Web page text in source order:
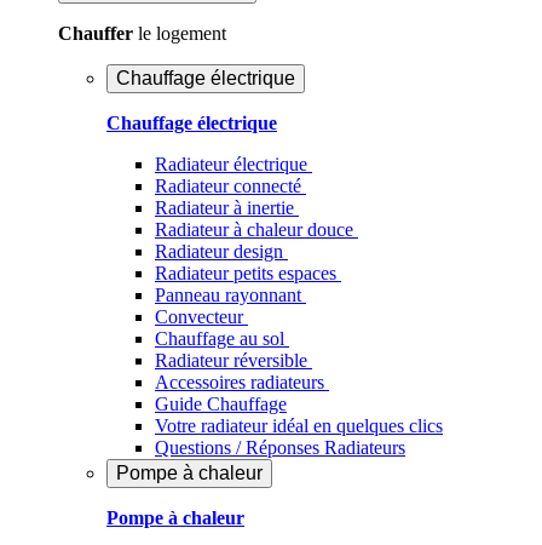
Chauffer le logement
Chauffage électrique
Chauffage électrique
Radiateur électrique
Radiateur connecté
Radiateur à inertie
Radiateur à chaleur douce
Radiateur design
Radiateur petits espaces
Panneau rayonnant
Convecteur
Chauffage au sol
Radiateur réversible
Accessoires radiateurs
Guide Chauffage
Votre radiateur idéal en quelques clics
Questions / Réponses Radiateurs
Pompe à chaleur
Pompe à chaleur